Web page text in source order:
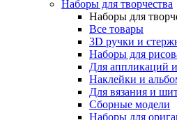
Наборы для творчества
Наборы для
Все товары
3D ручки и
Наборы для
Для аппликаций
Наклейки и
Для вязания и
Сборные модели
Наборы для